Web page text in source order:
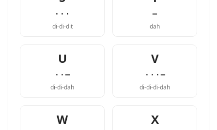
···
di-di-dit
−
dah
U
··−
di-di-dah
V
···−
di-di-di-dah
W X